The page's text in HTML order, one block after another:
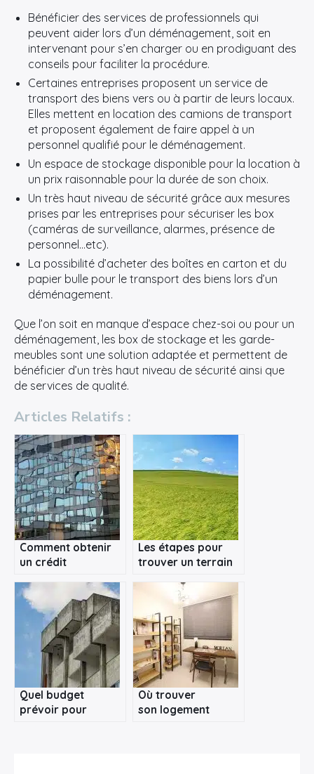
Bénéficier des services de professionnels qui
peuvent aider lors d’un déménagement, soit en
intervenant pour s’en charger ou en prodiguant des
conseils pour faciliter la procédure.
Certaines entreprises proposent un service de
transport des biens vers ou à partir de leurs locaux.
Elles mettent en location des camions de transport
et proposent également de faire appel à un
personnel qualifié pour le déménagement.
Un espace de stockage disponible pour la location à
un prix raisonnable pour la durée de son choix.
Un très haut niveau de sécurité grâce aux mesures
prises par les entreprises pour sécuriser les box
(caméras de surveillance, alarmes, présence de
personnel…etc).
La possibilité d’acheter des boîtes en carton et du
papier bulle pour le transport des biens lors d’un
déménagement.
Que l’on soit en manque d’espace chez-soi ou pour un
déménagement, les box de stockage et les garde-
meubles sont une solution adaptée et permettent de
bénéficier d’un très haut niveau de sécurité ainsi que
de services de qualité.
Articles Relatifs :
Comment obtenir
un crédit
devenir
propriétaire d’un
local professionnel
Les étapes pour
trouver un terrain
construire son
logement
Quel budget
prévoir pour
Où trouver
son logement
Rechercher